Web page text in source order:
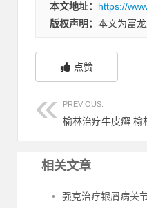
本文地址： https://
版权声明： 本文为富
点赞
PREVIOUS:
榆林治疗牛皮癣 榆
相关文章
• 强克治疗银屑病关